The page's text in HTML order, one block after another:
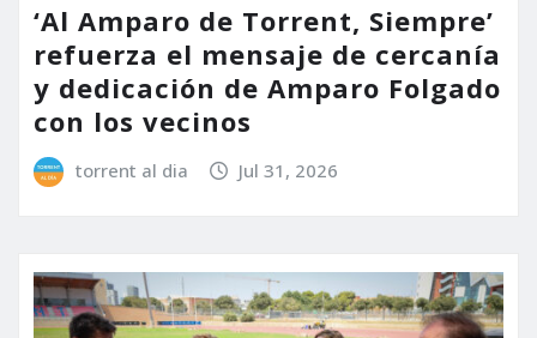
‘Al Amparo de Torrent, Siempre’
refuerza el mensaje de cercanía
y dedicación de Amparo Folgado
con los vecinos
torrent al dia Jul 31, 2026